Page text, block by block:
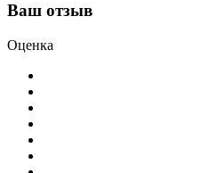
Ваш отзыв
Оценка